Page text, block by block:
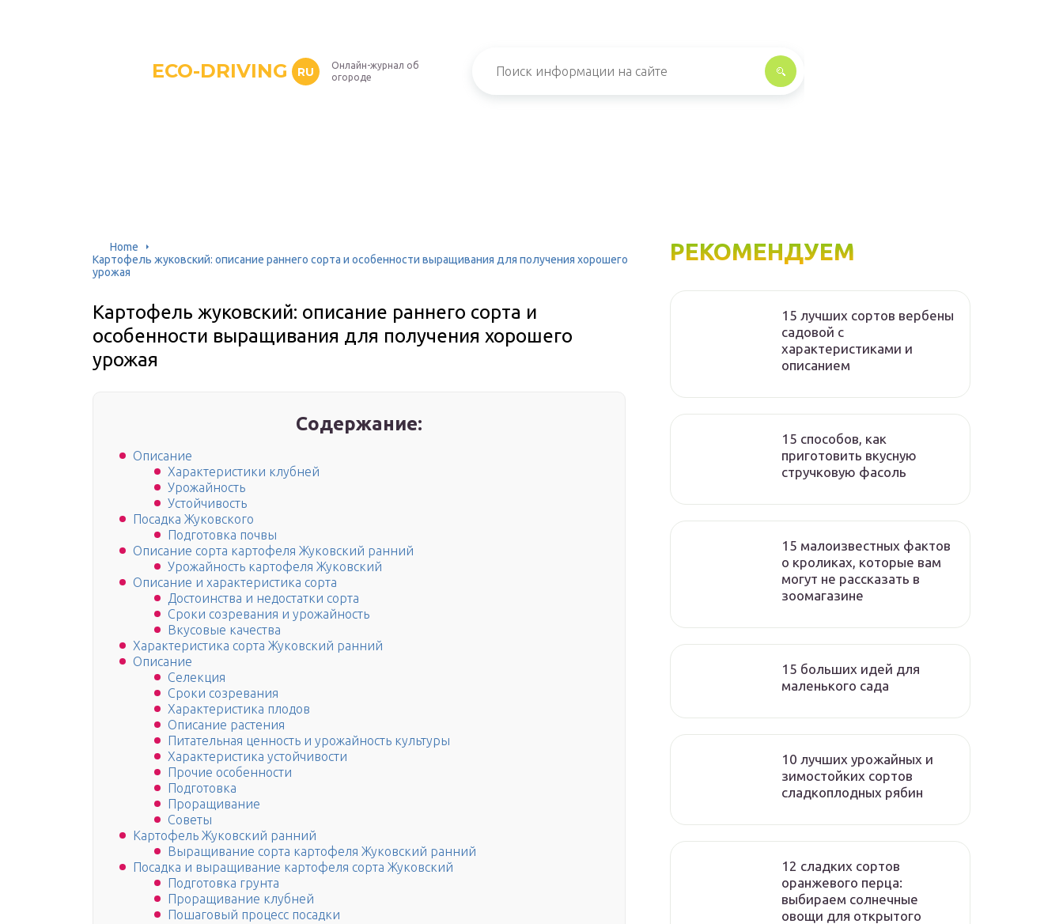
ECO-DRIVING RU
Онлайн-журнал об
огороде
Home
Картофель жуковский: описание раннего сорта и особенности выращивания для получения хорошего
урожая
Картофель жуковский: описание раннего сорта и
особенности выращивания для получения хорошего
урожая
Содержание:
Описание
Характеристики клубней
Урожайность
Устойчивость
Посадка Жуковского
Подготовка почвы
Описание сорта картофеля Жуковский ранний
Урожайность картофеля Жуковский
Описание и характеристика сорта
Достоинства и недостатки сорта
Сроки созревания и урожайность
Вкусовые качества
Характеристика сорта Жуковский ранний
Описание
Селекция
Сроки созревания
Характеристика плодов
Описание растения
Питательная ценность и урожайность культуры
Характеристика устойчивости
Прочие особенности
Подготовка
Проращивание
Советы
Картофель Жуковский ранний
Выращивание сорта картофеля Жуковский ранний
Посадка и выращивание картофеля сорта Жуковский
Подготовка грунта
Проращивание клубней
Пошаговый процесс посадки
РЕКОМЕНДУЕМ
15 лучших сортов вербены
садовой с
характеристиками и
описанием
15 способов, как
приготовить вкусную
стручковую фасоль
15 малоизвестных фактов
о кроликах, которые вам
могут не рассказать в
зоомагазине
15 больших идей для
маленького сада
10 лучших урожайных и
зимостойких сортов
сладкоплодных рябин
12 сладких сортов
оранжевого перца:
выбираем солнечные
овощи для открытого